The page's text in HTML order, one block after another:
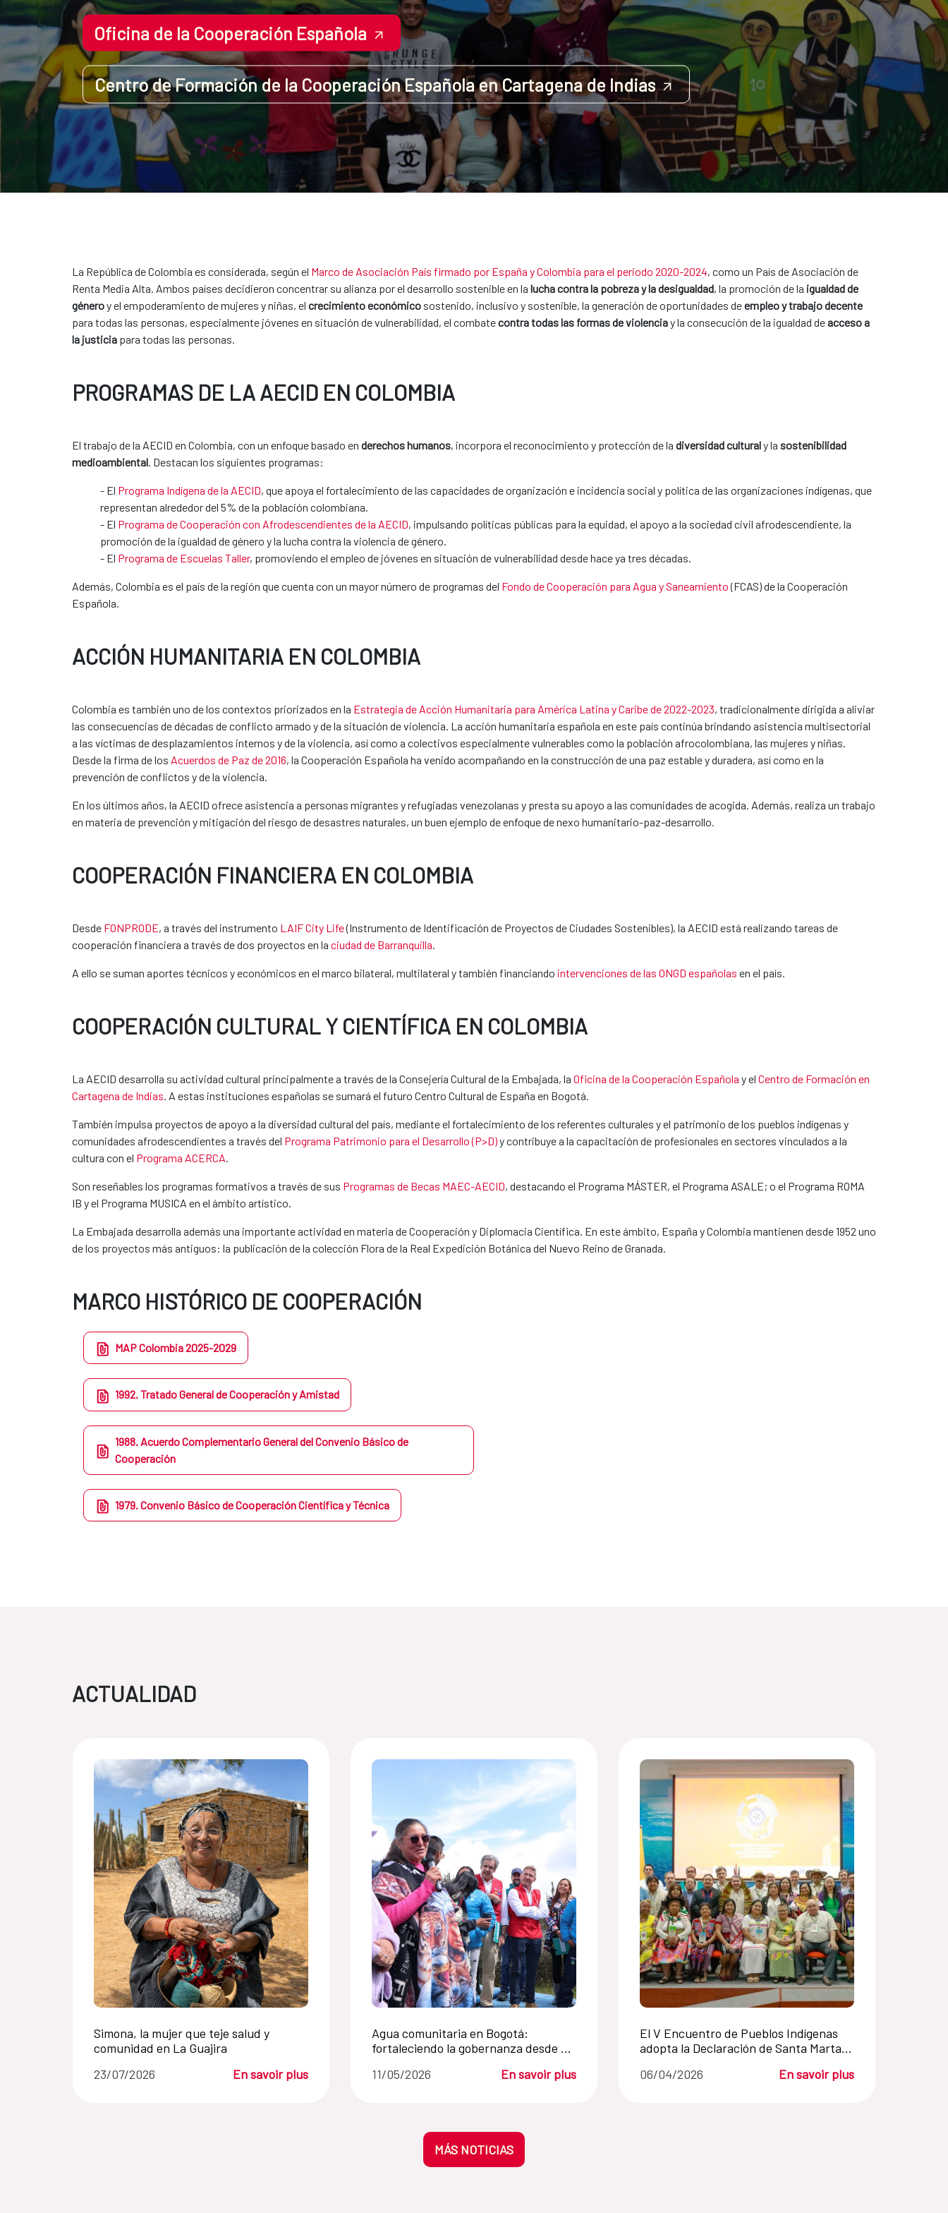
Oficina de la Cooperación Española
Centro de Formación de la Cooperación Española en Cartagena de Indias
La República de Colombia es considerada, según el Marco de Asociación País firmado por España y Colombia para el periodo 2020-2024, como un País de Asociación de
Renta Media Alta. Ambos países decidieron concentrar su alianza por el desarrollo sostenible en la lucha contra la pobreza y la desigualdad, la promoción de la igualdad de
géneroy el empoderamiento de mujeres y niñas, el crecimiento económico sostenido, inclusivo y sostenible, la generación de oportunidades deempleo y trabajo decente
para todas las personas, especialmente jóvenes en situación de vulnerabilidad, el combatecontra todas las formas de violenciay la consecución de la igualdad deacceso a
la justicia para todas las personas.
PROGRAMAS DE LA AECID EN COLOMBIA
El trabajo de la AECID en Colombia, con un enfoque basado en derechos humanos, incorpora el reconocimiento y protección de la diversidad culturaly la sostenibilidad
medioambiental . Destacan los siguientes programas:
- El Programa Indígena de la AECID, que apoya el fortalecimiento de las capacidades de organización e incidencia social y política de las organizaciones indígenas, que
representan alrededor del 5% de la población colombiana.
- El Programa de Cooperación con Afrodescendientes de la AECID, impulsando políticas públicas para la equidad, el apoyo a la sociedad civil afrodescendiente, la
promoción de la igualdad de género y la lucha contra la violencia de género.
- El Programa de Escuelas Taller, promoviendo el empleo de jóvenes en situación de vulnerabilidad desde hace ya tres décadas.
Además, Colombia es el país de la región que cuenta con un mayor número de programas del Fondo de Cooperación para Agua y Saneamiento(FCAS) de la Cooperación
Española.
ACCIÓN HUMANITARIA EN COLOMBIA
Colombia es también uno de los contextos priorizados en la Estrategia de Acción Humanitaria para América Latina y Caribe de 2022-2023, tradicionalmente dirigida a aliviar
las consecuencias de décadas de conflicto armado y de la situación de violencia. La acción humanitaria española en este país continúa brindando asistencia multisectorial
a las víctimas de desplazamientos internos y de la violencia, así como a colectivos especialmente vulnerables como la población afrocolombiana, las mujeres y niñas.
Desde la firma de los Acuerdos de Paz de 2016, la Cooperación Española ha venido acompañando en la construcción de una paz estable y duradera, así como en la
prevención de conflictos y de la violencia.
En los últimos años, la AECID ofrece asistencia a personas migrantes y refugiadas venezolanas y presta su apoyo a las comunidades de acogida. Además, realiza un trabajo
en materia de prevención y mitigación del riesgo de desastres naturales, un buen ejemplo de enfoque de nexo humanitario-paz-desarrollo.
COOPERACIÓN FINANCIERA EN COLOMBIA
Desde FONPRODE, a través del instrumento LAIF City Life(Instrumento de Identificación de Proyectos de Ciudades Sostenibles), la AECID está realizando tareas de
cooperación financiera a través de dos proyectos en la ciudad de Barranquilla
A ello se suman aportes técnicos y económicos en el marco bilateral, multilateral y también financiando intervenciones de las ONGD españolas en el país.
COOPERACIÓN CULTURAL Y CIENTÍFICA EN COLOMBIA
La AECID desarrolla su actividad cultural principalmente a través de la Consejería Cultural de la Embajada, la Oficina de la Cooperación Española y el Centro de Formación en
Cartagena de Indias . A estas instituciones españolas se sumará el futuro Centro Cultural de España en Bogotá.
También impulsa proyectos de apoyo a la diversidad cultural del país, mediante el fortalecimiento de los referentes culturales y el patrimonio de los pueblos indígenas y
comunidades afrodescendientes a través del Programa Patrimonio para el Desarrollo (P>D)y contribuye a la capacitación de profesionales en sectores vinculados a la
cultura con el Programa ACERCA
Son reseñables los programas formativos a través de sus Programas de Becas MAEC-AECID, destacando el Programa MÁSTER, el Programa ASALE; o el Programa ROMA
IB y el Programa MUSICA en el ámbito artístico.
La Embajada desarrolla además una importante actividad en materia de Cooperación y Diplomacia Científica. En este ámbito, España y Colombia mantienen desde 1952 uno
de los proyectos más antiguos: la publicación de la colección Flora de la Real Expedición Botánica del Nuevo Reino de Granada.
MARCO HISTÓRICO DE COOPERACIÓN
MAP Colombia 2025-2029
1992. Tratado General de Cooperación y Amistad
1988. Acuerdo Complementario General del Convenio Básico de
Cooperación
1979. Convenio Básico de Cooperación Científica y Técnica
ACTUALIDAD
Simona, la mujer que teje salud y
comunidad en La Guajira
23/07/2026
En savoir plus
Agua comunitaria en Bogotá:
fortaleciendo la gobernanza desde el
11/05/2026 En savoir plus
El V Encuentro de Pueblos Indígenas
adopta la Declaración de Santa Marta
06/04/2026 En savoir plus
MÁS NOTICIAS